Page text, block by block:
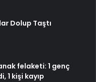
Dolup Taştı
felaketi: 1 genç
1 kişi kayıp